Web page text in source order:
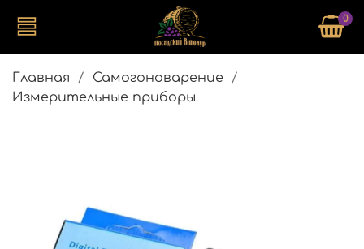
0
Главная
Самогоноварение
Измерительные приборы